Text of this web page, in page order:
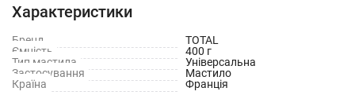
Очистити вузол змащування від бруду та старого мастила.
Характеристики
Бренд
TOTAL
Ємність
400 г
Тип мастила
Універсальна
Застосування
Мастило
Країна
Франція